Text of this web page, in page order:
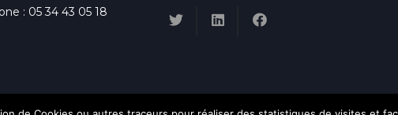
: 05 34 43 05 18